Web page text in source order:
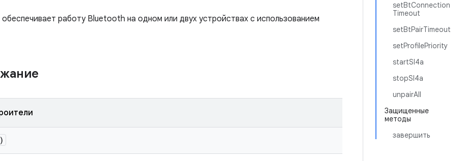
setBtConnection
Timeout
setBtPairTimeout
setProfilePriority
startSl4a
stopSl4a
unpairAll
Защищенные
методы
завершить
работу Bluetooth на одном или двух устройствах с использованием